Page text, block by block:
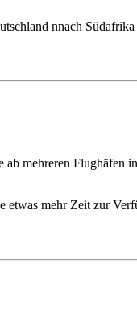
nnach
mehreren
mehr Zeit zur